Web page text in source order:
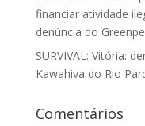
financiar atividade
denúncia do
SURVIVAL: Vitória:
Kawahiva do Rio
Comentários